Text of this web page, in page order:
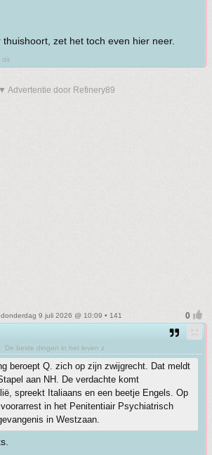
zet het toch even hier neer.
dit
▼ Advertentie door Refinery89
donderdag 9 juli 2026 @ 10:09 • 141
De beste dingen in het leven z
beroept Q. zich op zijn zwijgrecht. Dat meldt
aan NH. De verdachte komt
spreekt Italiaans en een beetje Engels. Op
in het Penitentiair Psychiatrisch
in Westzaan.